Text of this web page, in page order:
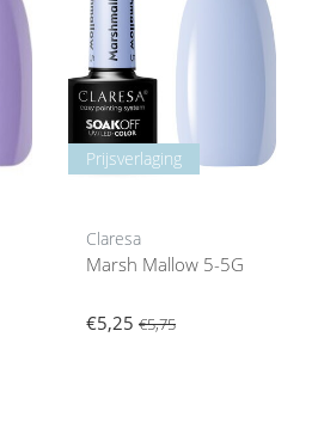
Prijsverlaging
Claresa
Marsh Mallow 5-5G
€5,25 €5,75